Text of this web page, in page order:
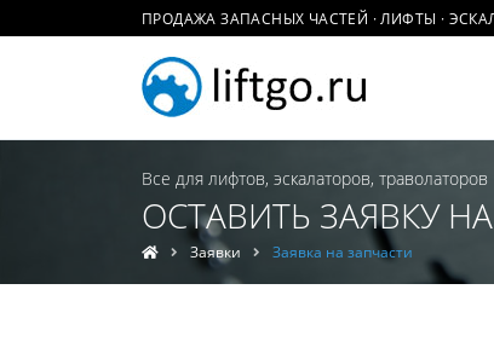
ПРОДАЖА ЗАПАСНЫХ ЧАСТЕЙ · ЛИФТЫ ·
Все для лифтов, эскалаторов, траволаторов
ОСТАВИТЬ ЗАЯВКУ
Заявки Заявка на запчасти